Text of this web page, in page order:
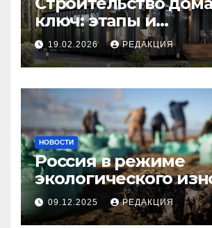
ключ: этапы и
планирование
19.02.2026 РЕДАКЦИЯ
НОВОСТИ
Россия в режиме
экологического
09.12.2025 РЕДАКЦИЯ